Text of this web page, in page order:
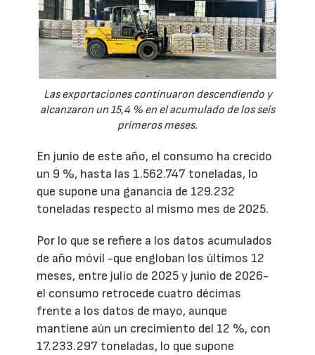
Las exportaciones continuaron descendiendo y
alcanzaron un 15,4 % en el acumulado de los seis
primeros meses.
En junio de este año, el consumo ha crecido
un 9 %, hasta las 1.562.747 toneladas, lo
que supone una ganancia de 129.232
toneladas respecto al mismo mes de 2025.
Por lo que se refiere a los datos acumulados
de año móvil -que engloban los últimos 12
meses, entre julio de 2025 y junio de 2026-
el consumo retrocede cuatro décimas
frente a los datos de mayo, aunque
mantiene aún un crecimiento del 12 %, con
17.233.297 toneladas, lo que supone